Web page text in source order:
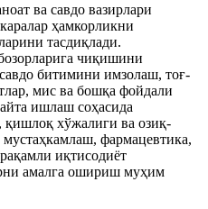
ва савдо вазирлари
ҳамкорликни
тасдиқлади.
чиқишини
битимини имзолаш, тоғ-
мис ва бошқа фойдали
ишлаш соҳасида
хўжалиги ва озиқ-
мустаҳкамлаш, фармацевтика,
иқтисодиёт
амалга ошириш муҳим